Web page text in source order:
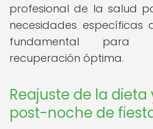
profesional de la salud
necesidades específicas
fundamental para
recuperación óptima.
Reajuste de la dieta
post-noche de